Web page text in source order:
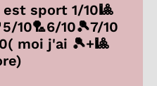
sport 1/10🎱
10🏸6/10🎾7/10
moi j'ai 🎾+🎱